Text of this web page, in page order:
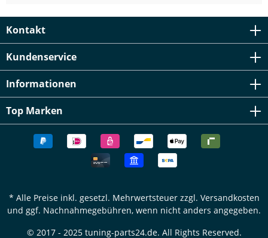
Kontakt
Kundenservice
Informationen
Top Marken
* Alle Preise inkl. gesetzl. Mehrwertsteuer zzgl. Versandkosten
und ggf. Nachnahmegebühren, wenn nicht anders angegeben.
© 2017 - 2025 tuning-parts24.de. All Rights Reserved.